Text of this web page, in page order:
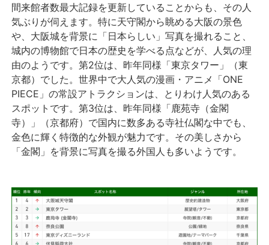
間来館者数最大記録を更新していることからも、その人
気ぶりが伺えます。特に天守閣から眺める大阪の景色
や、大阪城を背景に「日本らしい」写真を撮れること、
城内の博物館で日本の歴史を学べる点などが、人気の理
由のようです。第2位は、昨年同様「東京タワー」（東
京都）でした。世界中で大人気の漫画・アニメ「ONE
PIECE」の常設アトラクションは、とりわけ人気のある
スポットです。第3位は、昨年同様「鹿苑寺（金閣
寺）」（京都府）で国内に数多ある寺社仏閣な中でも、
金色に輝く特徴的な外観が魅力です。その美しさから
「金閣」を背景に写真を撮る外国人も多いようです。